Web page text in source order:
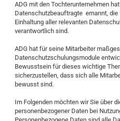
ADG mit den Tochterunternehmen
Datenschutzbeauftragte ernannt, die
Einhaltung aller relevanten
verantwortlich sind.
ADG hat für seine Mitarbeiter
Datenschutzschulungsmodule
Bewusstsein für dieses wichtige
sicherzustellen, dass sich alle
bewusst sind.
Im Folgenden möchten wir Sie über
personenbezogener Daten bei